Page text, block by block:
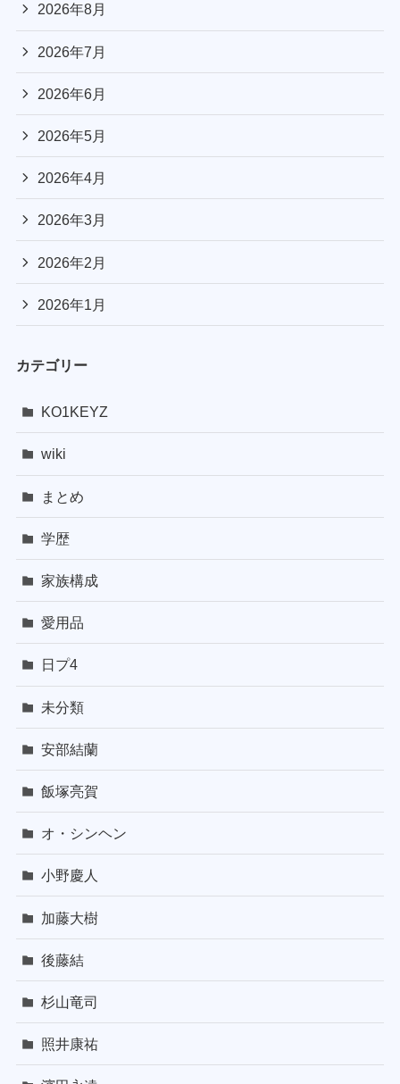
2026年8月
2026年7月
2026年6月
2026年5月
2026年4月
2026年3月
2026年2月
2026年1月
カテゴリー
KO1KEYZ
wiki
まとめ
学歴
家族構成
愛用品
日プ4
未分類
安部結蘭
飯塚亮賀
オ・シンヘン
小野慶人
加藤大樹
後藤結
杉山竜司
照井康祐